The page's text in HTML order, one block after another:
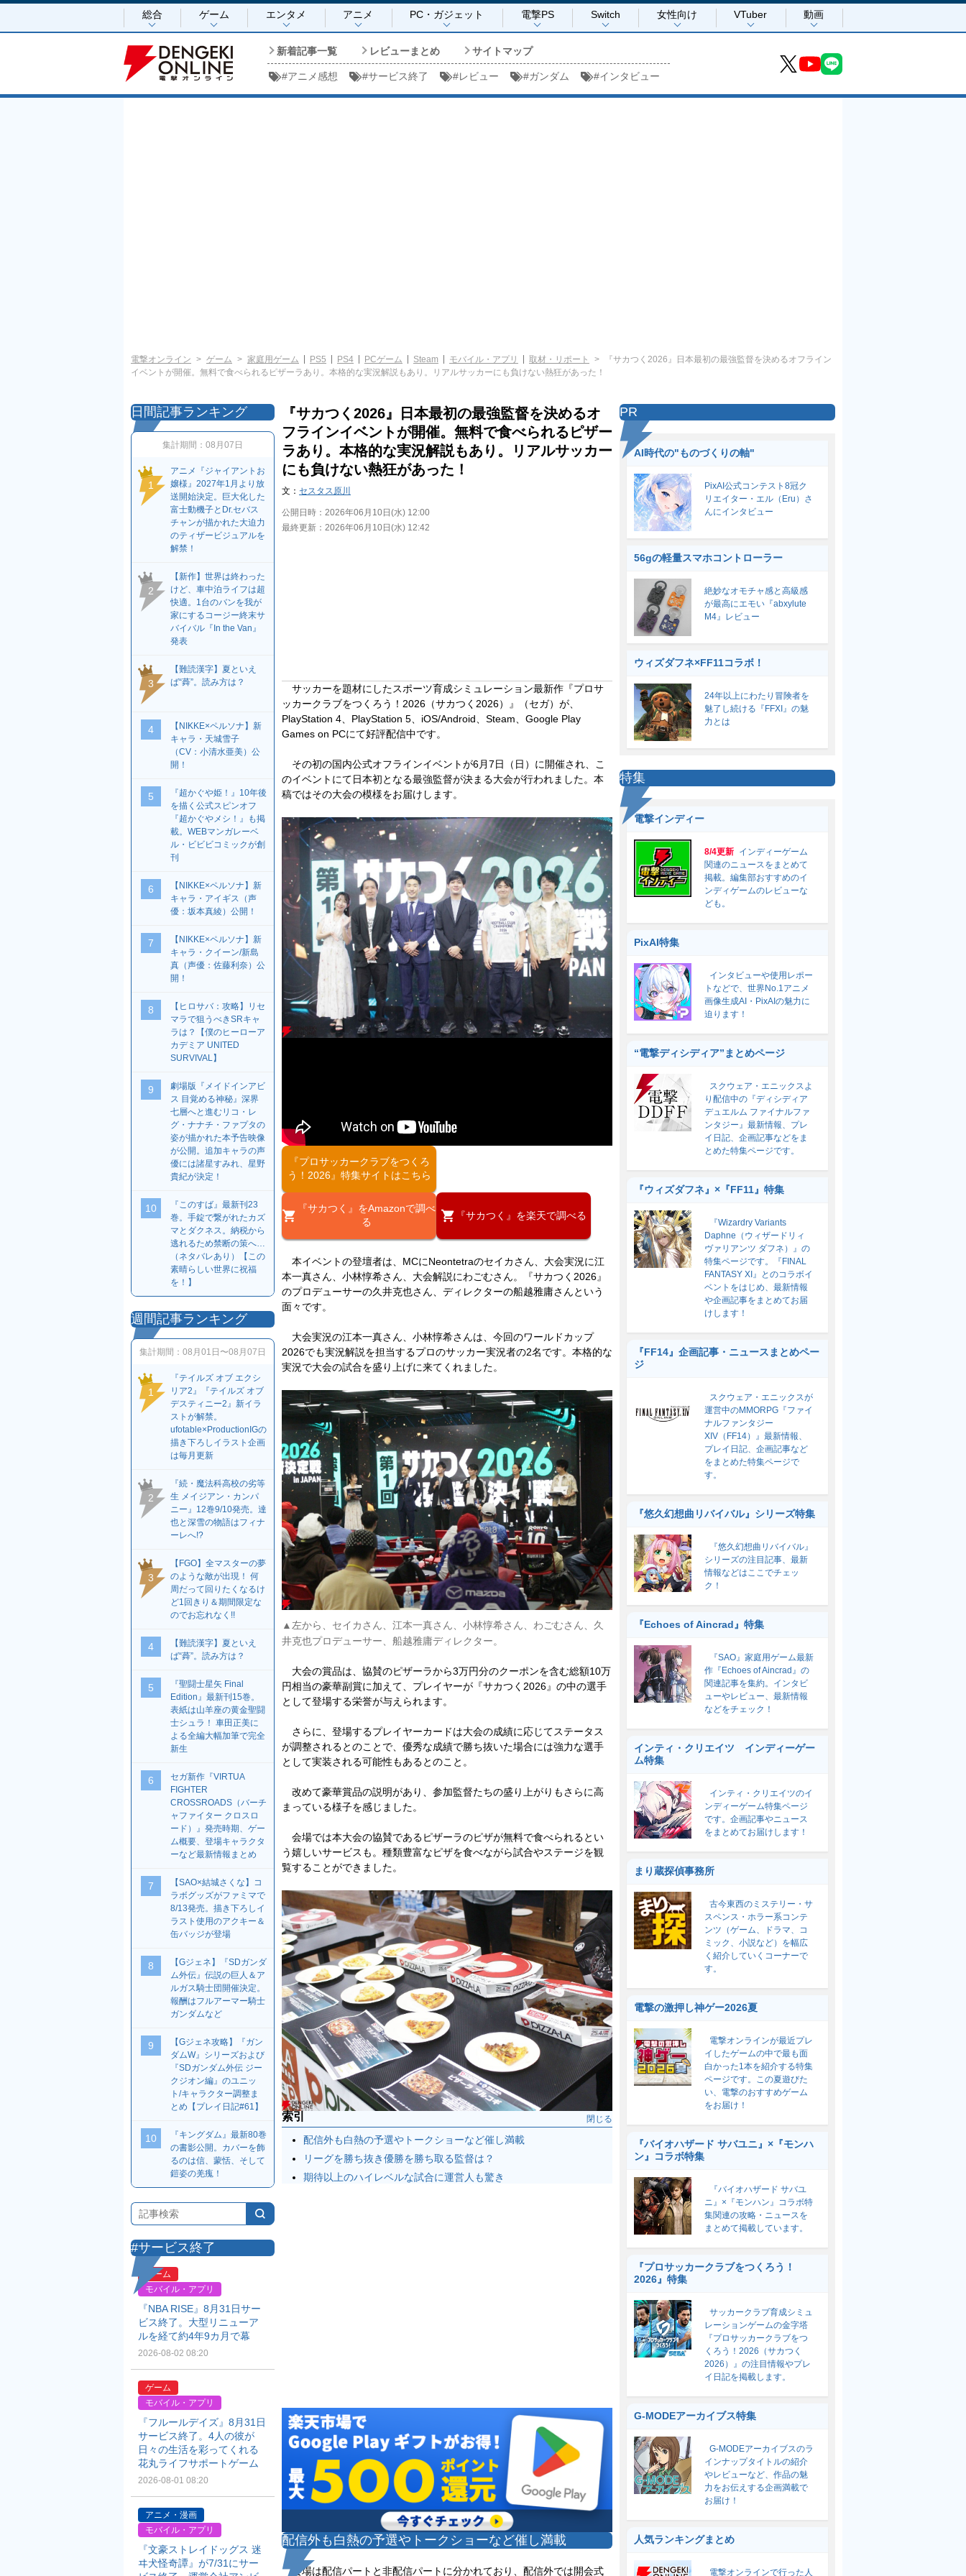
総合 ゲーム エンタメ アニメ PC・ガジェット 電撃PS Switch 女性向け VTuber 動画
新着記事一覧 レビューまとめ サイトマップ
#アニメ感想 #サービス終了 #レビュー #ガンダム #インタビュー
電撃オンライン ゲーム 家庭用ゲーム PS5 PS4 PCゲーム Steam モバイル・アプリ 取材・リポート
『サカつく2026』日本最初の最強監督を決めるオフライン
イベントが開催。無料で食べられるピザーラあり。本格的な実況解説もあり。リアルサッカーにも負けない熱狂があった！
『サカつく2026』日本最初の最強監督を決めるオ
フラインイベントが開催。無料で食べられるピザー
ラあり。本格的な実況解説もあり。リアルサッカー
にも負けない熱狂があった！
文： セスタス原川
公開日時： 2026年06月10日(水) 12:00
最終更新： 2026年06月10日(水) 12:42
サッカーを題材にしたスポーツ育成シミュレーション最新作『プロサ
ッカークラブをつくろう！2026（サカつく2026）』（セガ）が、
PlayStation 4、PlayStation 5、iOS/Android、Steam、Google Play
Games on PCにて好評配信中です。
その初の国内公式オフラインイベントが6月7日（日）に開催され、こ
のイベントにて日本初となる最強監督が決まる大会が行われました。本
稿ではその大会の模様をお届けします。
『プロサッカークラブをつくろ
う！2026』特集サイトはこちら
『サカつく』をAmazonで調べ
る
『サカつく』を楽天で調べる
本イベントの登壇者は、MCにNeontetraのセイカさん、大会実況に江
本一真さん、小林惇希さん、大会解説にわごむさん。『サカつく2026』
のプロデューサーの久井克也さん、ディレクターの船越雅庸さんという
面々です。
大会実況の江本一真さん、小林惇希さんは、今回のワールドカップ
2026でも実況解説を担当するプロのサッカー実況者の2名です。本格的な
実況で大会の試合を盛り上げに来てくれました。
▲左から、セイカさん、江本一真さん、小林惇希さん、わごむさん、久
井克也プロデューサー、船越雅庸ディレクター。
大会の賞品は、協賛のピザーラから3万円分のクーポンを含む総額10万
円相当の豪華副賞に加えて、プレイヤーが『サカつく2026』の中の選手
として登場する栄誉が与えられます。
さらに、登場するプレイヤーカードは大会の成績に応じてステータス
が調整されるとのことで、優秀な成績で勝ち抜いた場合には強力な選手
として実装される可能性もあるとのこと。
改めて豪華賞品の説明があり、参加監督たちの盛り上がりもさらに高
まっている様子を感じました。
会場では本大会の協賛であるピザーラのピザが無料で食べられるとい
う嬉しいサービスも。種類豊富なピザを食べながら試合やステージを観
覧することができました。
索引 閉じる
配信外も白熱の予選やトークショーなど催し満載
リーグを勝ち抜き優勝を勝ち取る監督は？
期待以上のハイレベルな試合に運営人も驚き
配信外も白熱の予選やトークショーなど催し満載
会場は配信パートと非配信パートに分かれており、配信外では開会式
日間記事ランキング
集計期間： 08月07日
1
アニメ『ジャイアントお
嬢様』2027年1月より放
送開始決定。巨大化した
富士動機子とDr.セバス
チャンが描かれた大迫力
のティザービジュアルを
解禁！
2
【新作】世界は終わった
けど、車中泊ライフは超
快適。1台のバンを我が
家にするコージー終末サ
バイバル『In the Van』
発表
3
【難読漢字】夏といえ
ば“蕣”。読み方は？
4
【NIKKE×ペルソナ】新
キャラ・天城雪子
（CV：小清水亜美）公
開！
5
『超かぐや姫！』10年後
を描く公式スピンオフ
『超かぐやメシ！』も掲
載。WEBマンガレーベ
ル・ビビビコミックが創
刊
6
【NIKKE×ペルソナ】新
キャラ・アイギス（声
優：坂本真綾）公開！
7
【NIKKE×ペルソナ】新
キャラ・クイーン/新島
真（声優：佐藤利奈）公
開！
8
【ヒロサバ：攻略】リセ
マラで狙うべきSRキャ
ラは？【僕のヒーローア
カデミア UNITED
SURVIVAL】
9
劇場版『メイドインアビ
ス 目覚める神秘』深界
七層へと進むリコ・レ
グ・ナナチ・ファプタの
姿が描かれた本予告映像
が公開。追加キャラの声
優には諸星すみれ、星野
貴紀が決定！
10
『このすば』最新刊23
巻。手錠で繋がれたカズ
マとダクネス。納税から
逃れるため禁断の策へ…
（ネタバレあり）【この
素晴らしい世界に祝福
を！】
週間記事ランキング
集計期間： 08月01日〜08月07日
1
『テイルズ オブ エクシ
リア2』『テイルズ オブ
デスティニー2』新イラ
ストが解禁。
ufotable×ProductionIGの
描き下ろしイラスト企画
は毎月更新
2
『続・魔法科高校の劣等
生 メイジアン・カンパ
ニー』12巻9/10発売。達
也と深雪の物語はフィナ
ーレへ!?
3
【FGO】全マスターの夢
のような敵が出現！ 何
周だって回りたくなるけ
ど1回きり＆期間限定な
のでお忘れなく!!
4
【難読漢字】夏といえ
ば“蕣”。読み方は？
5
『聖闘士星矢 Final
Edition』最新刊15巻。
表紙は山羊座の黄金聖闘
士シュラ！ 車田正美に
よる全編大幅加筆で完全
新生
6
セガ新作『VIRTUA
FIGHTER
CROSSROADS（バーチ
ャファイター クロスロ
ード）』発売時期、ゲー
ム概要、登場キャラクタ
ーなど最新情報まとめ
7
【SAO×結城さくな】コ
ラボグッズがファミマで
8/13発売。描き下ろしイ
ラスト使用のアクキー＆
缶バッジが登場
8
【Gジェネ】『SDガンダ
ム外伝』伝説の巨人＆ア
ルガス騎士団開催決定。
報酬はフルアーマー騎士
ガンダムなど
9
【Gジェネ攻略】『ガン
ダムW』シリーズおよび
『SDガンダム外伝 ジー
クジオン編』のユニッ
ト/キャラクター調整ま
とめ【プレイ日記#61】
10
『キングダム』最新80巻
の書影公開。カバーを飾
るのは信、蒙恬、そして
鎧姿の羌瘣！
#サービス終了
ゲーム
モバイル・アプリ
『NBA RISE』8月31日サー
ビス終了。大型リニューア
ルを経て約4年9カ月で幕
2026-08-02 08:20
ゲーム
モバイル・アプリ
『フルールデイズ』8月31日
サービス終了。4人の彼が
日々の生活を彩ってくれる
花丸ライフサポートゲーム
2026-08-01 08:20
アニメ・漫画
モバイル・アプリ
『文豪ストレイドッグス 迷
ヰ犬怪奇譚』が7/31にサー
PR
AI時代の"ものづくりの軸"
PixAI公式コンテスト8冠ク
リエイター・エル（Eru）さ
んにインタビュー
56gの軽量スマホコントローラー
絶妙なオモチャ感と高級感
が最高にエモい『abxylute
M4』レビュー
ウィズダフネ×FF11コラボ！
24年以上にわたり冒険者を
魅了し続ける『FFXI』の魅
力とは
特集
電撃インディー
8/4更新 インディーゲーム
関連のニュースをまとめて
掲載。編集部おすすめのイ
ンディゲームのレビューな
ども。
PixAI特集
インタビューや使用レポー
トなどで、世界No.1アニメ
画像生成AI・PixAIの魅力に
迫ります！
“電撃ディシディア”まとめページ
スクウェア・エニックスよ
り配信中の『ディシディア
デュエルム ファイナルファ
ンタジー』最新情報、プレ
イ日記、企画記事などをま
とめた特集ページです。
『ウィズダフネ』×『FF11』特集
『Wizardry Variants
Daphne（ウィザードリィ
ヴァリアンツ ダフネ）』の
特集ページです。『FINAL
FANTASY XI』とのコラボイ
ベントをはじめ、最新情報
や企画記事をまとめてお届
けします！
『FF14』企画記事・ニュースまとめペー
ジ
スクウェア・エニックスが
運営中のMMORPG『ファイ
ナルファンタジー
XIV（FF14）』最新情報、
プレイ日記、企画記事など
をまとめた特集ページで
す。
『悠久幻想曲リバイバル』シリーズ特集
『悠久幻想曲リバイバル』
シリーズの注目記事、最新
情報などはここでチェッ
ク！
『Echoes of Aincrad』特集
『SAO』家庭用ゲーム最新
作『Echoes of Aincrad』の
関連記事を集約。インタビ
ューやレビュー、最新情報
などをチェック！
インティ・クリエイツ インディーゲー
ム特集
インティ・クリエイツのイ
ンディーゲーム特集ページ
です。企画記事やニュース
をまとめてお届けします！
まり蔵探偵事務所
古今東西のミステリー・サ
スペンス・ホラー系コンテ
ンツ（ゲーム、ドラマ、コ
ミック、小説など）を幅広
く紹介していくコーナーで
す。
電撃の激押し神ゲー2026夏
電撃オンラインが最近プレ
イしたゲームの中で最も面
白かった1本を紹介する特集
ページです。この夏遊びた
い、電撃のおすすめゲーム
をお届け！
『バイオハザード サバユニ』×『モンハ
ン』コラボ特集
『バイオハザード サバユ
ニ』×『モンハン』コラボ特
集関連の攻略・ニュースを
まとめて掲載しています。
『プロサッカークラブをつくろう！
2026』特集
サッカークラブ育成シミュ
レーションゲームの金字塔
『プロサッカークラブをつ
くろう！2026（サカつく
2026）』の注目情報やプレ
イ日記を掲載します。
G-MODEアーカイブス特集
G-MODEアーカイブスのラ
インナップタイトルの紹介
やレビューなど、作品の魅
力をお伝えする企画満載で
お届け！
人気ランキングまとめ
電撃オンラインで行った人